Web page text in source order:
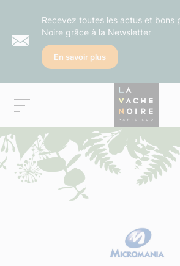
Recevez toutes les actus et bons
Noire grâce à la Newsletter
En savoir plus